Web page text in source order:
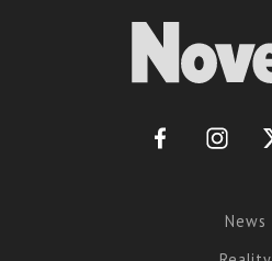
News